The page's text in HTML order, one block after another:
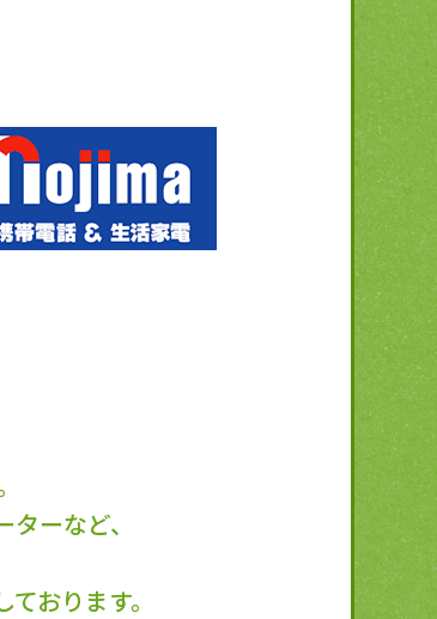
ーなど、
おります。